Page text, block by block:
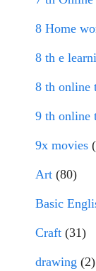
8 Home
8 th e
8 th online
9 th online
9x movies
Art (80)
Basic
Craft (31)
drawing (2)